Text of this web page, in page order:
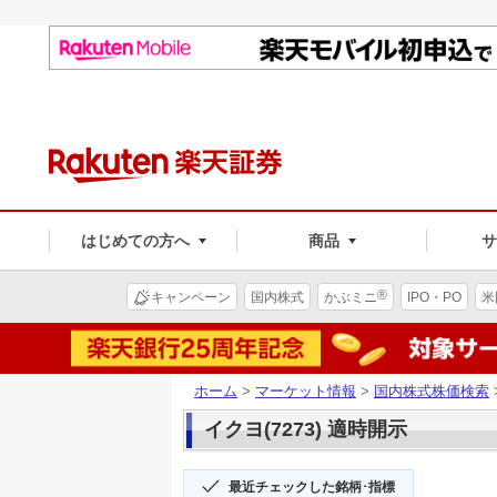
はじめての方へ 商品
キャンペーン 国内株式 かぶミニ® IPO・PO
ホーム > マーケット情報 > 国内株式株価検索
イクヨ(7273) 適時開示
最近チェックした銘柄･指標